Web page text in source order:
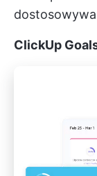
ClickUp